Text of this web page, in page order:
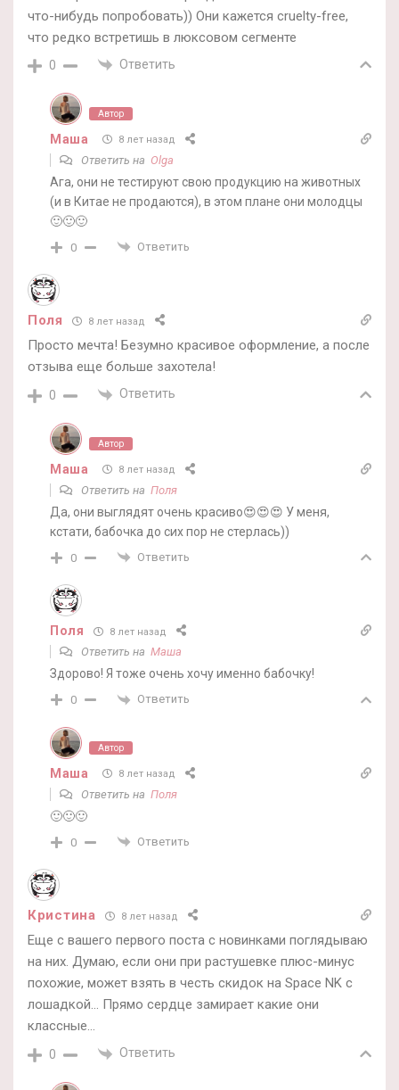
что-нибудь попробовать)) Они кажется cruelty-free,
что редко встретишь в люксовом сегменте
0 Ответить
Автор
Маша 8 лет назад
Ответить на Olga
Ага, они не тестируют свою продукцию на животных
(и в Китае не продаются), в этом плане они молодцы
🙂🙂🙂
0 Ответить
Поля 8 лет назад
Просто мечта! Безумно красивое оформление, а после
отзыва еще больше захотела!
0 Ответить
Автор
Маша 8 лет назад
Ответить на Поля
Да, они выглядят очень красиво😍😍😍 У меня,
кстати, бабочка до сих пор не стерлась))
0 Ответить
Поля 8 лет назад
Ответить на Маша
Здорово! Я тоже очень хочу именно бабочку!
0 Ответить
Автор
Маша 8 лет назад
Ответить на Поля
🙂🙂🙂
0 Ответить
Кристина 8 лет назад
Еще с вашего первого поста с новинками поглядываю
на них. Думаю, если они при растушевке плюс-минус
похожие, может взять в честь скидок на Space NK с
лошадкой… Прямо сердце замирает какие они
классные…
0 Ответить